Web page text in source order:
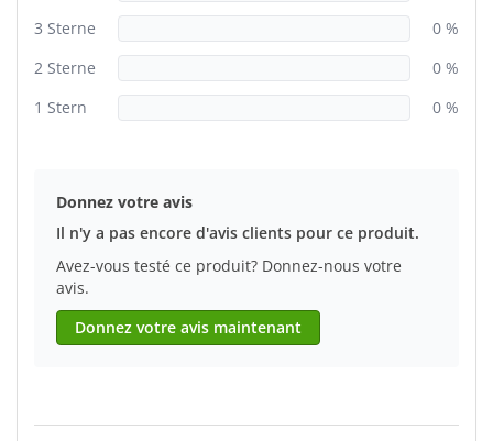
3 Sterne
0 %
2 Sterne
0 %
1 Stern
0 %
Donnez votre avis
Il n'y a pas encore d'avis clients pour ce produit.
Avez-vous testé ce produit? Donnez-nous votre
avis.
Donnez votre avis maintenant